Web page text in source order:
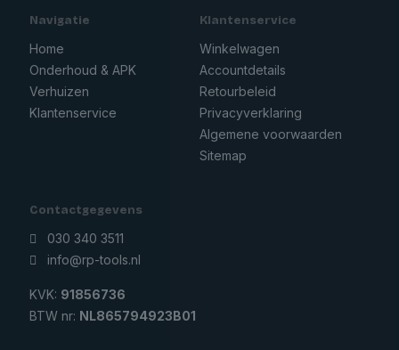
Navigatie
Home
Onderhoud & APK
Verhuizen
Klantenservice
Klantenservice
Winkelwagen
Accountdetails
Retourbeleid
Privacyverklaring
Algemene voorwaarden
Sitemap
Contactgegevens
030 340 3511
info@rp-tools.nl
KVK: 91856736
BTW nr: NL865794923B01